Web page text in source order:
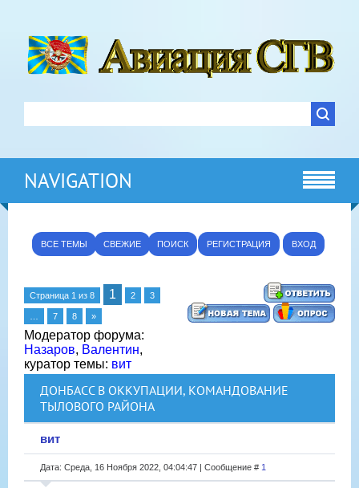
NAVIGATION
ВСЕ ТЕМЫ СВЕЖИЕ ПОИСК РЕГИСТРАЦИЯ ВХОД
Страница 1 из 8 1 2 3
7 8 »
Модератор форума:
Назаров, Валентин,
куратор темы: вит
ДОНБАСС В ОККУПАЦИИ, КОМАНДОВАНИЕ
ТЫЛОВОГО РАЙОНА
вит
Дата: Среда, 16 Ноября 2022, 04:04:47 | Сообщение # 1